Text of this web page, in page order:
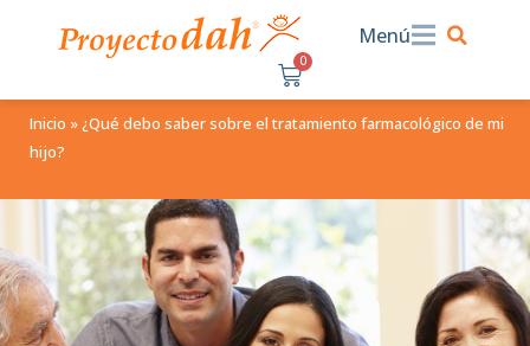
Menú
0
Inicio »¿Qué debo saber sobre el tratamiento farmacológico de mi
hijo?